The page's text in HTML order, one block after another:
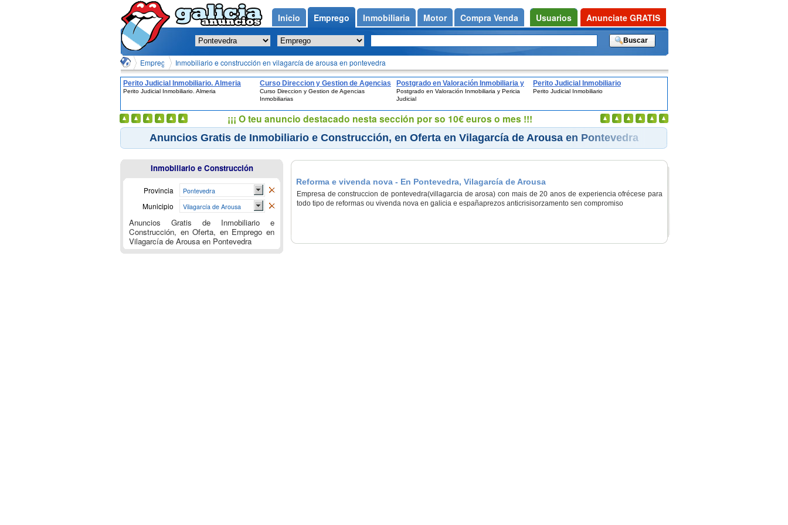
Emprego en Vilagarcía de Arousa en Pontevedra(Oferta)
Inmobiliario e construcción en vilagarcía de arousa en pontevedra
Perito Judicial Inmobiliario. Almeria
Perito Judicial Inmobiliario. Almeria
Curso Direccion y Gestion de Agencias
Inmobiliarias
Curso Direccion y Gestion de Agencias
Inmobiliarias
Postgrado en Valoración Inmobiliaria y
Pericia Judicial
Postgrado en Valoración Inmobiliaria y Pericia
Judicial
Perito Judicial Inmobiliario
Perito Judicial Inmobiliario
Anuncios Gratis de Inmobiliario e Construcción, en Oferta en Vilagarcía de Arousa en Pontevedra
Reforma e vivenda nova - En Pontevedra, Vilagarcía de Arousa
Empresa de construccion de pontevedra(villagarcia de arosa) con mais de 20 anos de experiencia ofrécese para
todo tipo de reformas ou vivenda nova en galicia e españaprezos anticrisisorzamento sen compromiso
Inmobiliario e Construcción
Provincia Pontevedra
Municipio Vilagarcía de Arousa
Anuncios Gratis de Inmobiliario e
Construcción, en Oferta, en Emprego en
Vilagarcía de Arousa en Pontevedra
Inicio Emprego Inmobiliaria Motor Compra Venda Usuarios Anunciate GRATIS
¡¡¡ O teu anuncio destacado nesta sección por so 10€ euros o mes !!!